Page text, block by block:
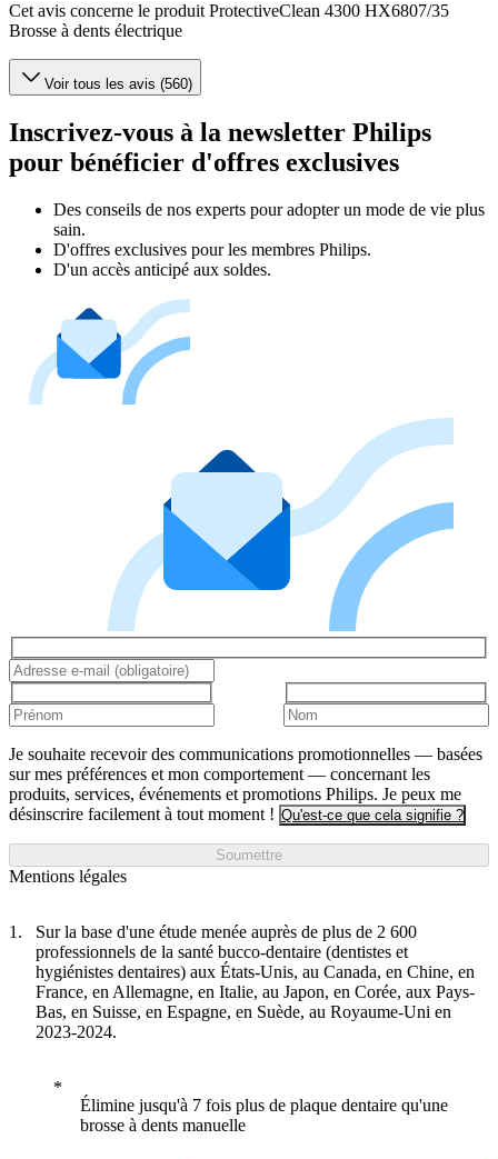
Cet avis concerne le produit ProtectiveClean 4300 HX6807/35
Brosse à dents électrique
Voir tous les avis (560)
Inscrivez-vous à la newsletter Philips
pour bénéficier d'offres exclusives
Des conseils de nos experts pour adopter un mode de vie plus
sain.
D'offres exclusives pour les membres Philips.
D'un accès anticipé aux soldes.
Je souhaite recevoir des communications promotionnelles — basées
sur mes préférences et mon comportement — concernant les
produits, services, événements et promotions Philips. Je peux me
désinscrire facilement à tout moment ! Qu'est-ce que cela signifie ?
Soumettre
Mentions légales
Sur la base d'une étude menée auprès de plus de 2 600
professionnels de la santé bucco-dentaire (dentistes et
hygiénistes dentaires) aux États-Unis, au Canada, en Chine, en
France, en Allemagne, en Italie, au Japon, en Corée, aux Pays-
Bas, en Suisse, en Espagne, en Suède, au Royaume-Uni en
2023-2024.
Élimine jusqu'à 7 fois plus de plaque dentaire qu'une
brosse à dents manuelle